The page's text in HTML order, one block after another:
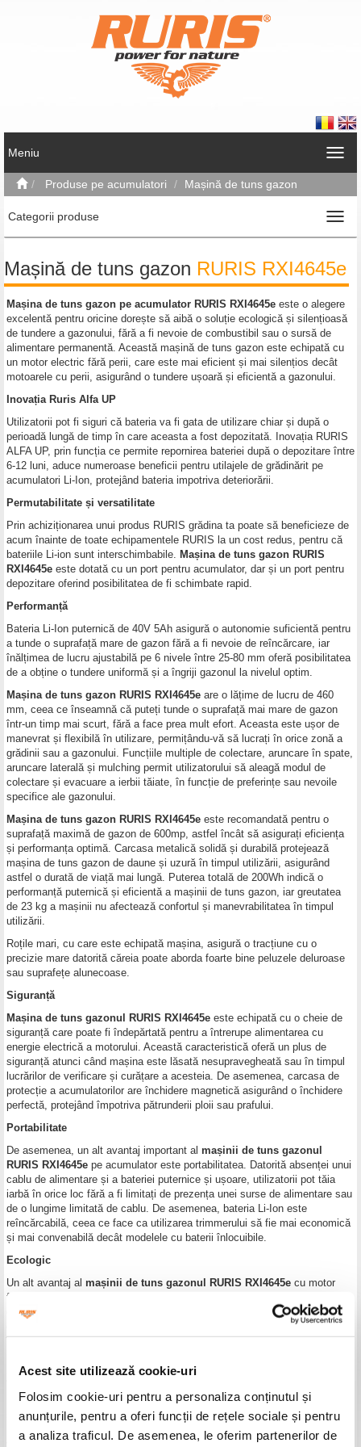
Acest site utilizează cookie-uri
Folosim cookie-uri pentru a personaliza conținutul și
anunțurile, pentru a oferi funcții de rețele sociale și pentru
a analiza traficul. De asemenea, le oferim partenerilor de
Meniu
Produse pe acumulatori Mașină de tuns gazon
Categorii produse
Mașină de tuns gazon RURIS RXI4645e
Mașina de tuns gazon pe acumulator RURIS RXI4645e este o alegere
excelentă pentru oricine dorește să aibă o soluție ecologică și silențioasă
de tundere a gazonului, fără a fi nevoie de combustibil sau o sursă de
alimentare permanentă. Această mașină de tuns gazon este echipată cu
un motor electric fără perii, care este mai eficient și mai silențios decât
motoarele cu perii, asigurând o tundere ușoară și eficientă a gazonului.
Inovația Ruris Alfa UP
Utilizatorii pot fi siguri că bateria va fi gata de utilizare chiar și după o
perioadă lungă de timp în care aceasta a fost depozitată. Inovația RURIS
ALFA UP, prin funcția ce permite repornirea bateriei după o depozitare între
6-12 luni, aduce numeroase beneficii pentru utilajele de grădinărit pe
acumulatori Li-Ion, protejând bateria impotriva deteriorării.
Permutabilitate și versatilitate
Prin achiziționarea unui produs RURIS grădina ta poate să beneficieze de
acum înainte de toate echipamentele RURIS la un cost redus, pentru că
bateriile Li-ion sunt interschimbabile. Mașina de tuns gazon RURIS
RXI4645e este dotată cu un port pentru acumulator, dar și un port pentru
depozitare oferind posibilitatea de fi schimbate rapid.
Performanță
Bateria Li-Ion puternică de 40V 5Ah asigură o autonomie suficientă pentru
a tunde o suprafață mare de gazon fără a fi nevoie de reîncărcare, iar
înălțimea de lucru ajustabilă pe 6 nivele între 25-80 mm oferă posibilitatea
de a obține o tundere uniformă și a îngriji gazonul la nivelul optim.
Mașina de tuns gazon RURIS RXI4645e are o lățime de lucru de 460
mm, ceea ce înseamnă că puteți tunde o suprafață mai mare de gazon
într-un timp mai scurt, fără a face prea mult efort. Aceasta este ușor de
manevrat și flexibilă în utilizare, permițându-vă să lucrați în orice zonă a
grădinii sau a gazonului. Funcțiile multiple de colectare, aruncare în spate,
aruncare laterală și mulching permit utilizatorului să aleagă modul de
colectare și evacuare a ierbii tăiate, în funcție de preferințe sau nevoile
specifice ale gazonului.
Mașina de tuns gazon RURIS RXI4645e este recomandată pentru o
suprafață maximă de gazon de 600mp, astfel încât să asigurați eficiența
și performanța optimă. Carcasa metalică solidă și durabilă protejează
mașina de tuns gazon de daune și uzură în timpul utilizării, asigurând
astfel o durată de viață mai lungă. Puterea totală de 200Wh indică o
performanță puternică și eficientă a mașinii de tuns gazon, iar greutatea
de 23 kg a mașinii nu afectează confortul și manevrabilitatea în timpul
utilizării.
Roțile mari, cu care este echipată mașina, asigură o tracțiune cu o
precizie mare datorită căreia poate aborda foarte bine peluzele deluroase
sau suprafețe alunecoase.
Siguranță
Mașina de tuns gazonul RURIS RXI4645e este echipată cu o cheie de
siguranță care poate fi îndepărtată pentru a întrerupe alimentarea cu
energie electrică a motorului. Această caracteristică oferă un plus de
siguranță atunci când mașina este lăsată nesupravegheată sau în timpul
lucrărilor de verificare și curățare a acesteia. De asemenea, carcasa de
protecție a acumulatorilor are închidere magnetică asigurând o închidere
perfectă, protejând împotriva pătrunderii ploii sau prafului.
Portabilitate
De asemenea, un alt avantaj important al mașinii de tuns gazonul
RURIS RXI4645e pe acumulator este portabilitatea. Datorită absenței unui
cablu de alimentare și a bateriei puternice și ușoare, utilizatorii pot tăia
iarbă în orice loc fără a fi limitați de prezența unei surse de alimentare sau
de o lungime limitată de cablu. De asemenea, bateria Li-Ion este
reîncărcabilă, ceea ce face ca utilizarea trimmerului să fie mai economică
și mai convenabilă decât modelele cu baterii înlocuibile.
Ecologic
Un alt avantaj al mașinii de tuns gazonul RURIS RXI4645e cu motor
fără perii și baterie Li-Ion 40V 5 Ah este că nu emite gaze de eșapament,
ceea ce îl face o opțiune mai ecologică și mai prietenoasă cu mediul
decât modelele cu motor pe benzină. De asemenea, motorul electric are o
întreținere mai ușoară și mai ieftină decât un motor pe benzină, deoarece
Zgomot redus
Maşina de tuns gazonul Ruris RXI4645eeste de asemenea mai
silențiosă decât variantele pe benzină, ceea ce o face potrivită pentru
utilizarea în zone rezidențiale sau în apropierea locuințelor fără a deranja
vecinii. De asemenea, datorită faptului că nu este nevoie să umpleți un